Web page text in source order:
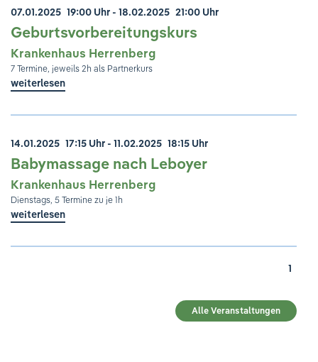
07.01.2025 19:00 Uhr - 18.02.2025 21:00 Uhr
Geburtsvorbereitungskurs
Krankenhaus Herrenberg
7 Termine, jeweils 2h als Partnerkurs
weiterlesen
14.01.2025 17:15 Uhr - 11.02.2025 18:15 Uhr
Babymassage nach Leboyer
Krankenhaus Herrenberg
Dienstags, 5 Termine zu je 1h
weiterlesen
1
Alle Veranstaltungen